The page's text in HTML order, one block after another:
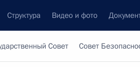
Структура Видео и фото
Совет Совет